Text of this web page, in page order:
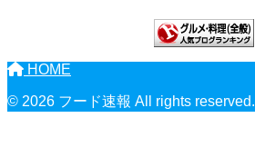
HOME
© 2026 フード速報 All rights reserved.